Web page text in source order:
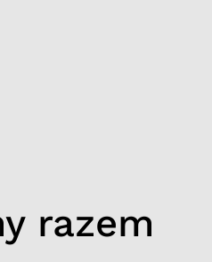
razem